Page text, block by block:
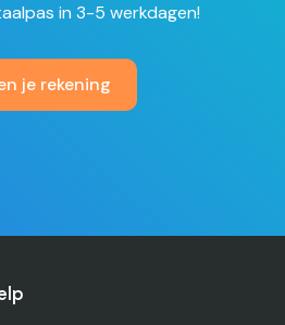
in 3-5 werkdagen!
je rekening